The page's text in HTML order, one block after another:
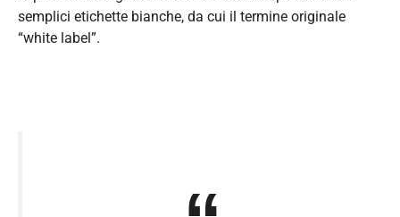
semplici etichette bianche, da cui il termine originale
“white label”.